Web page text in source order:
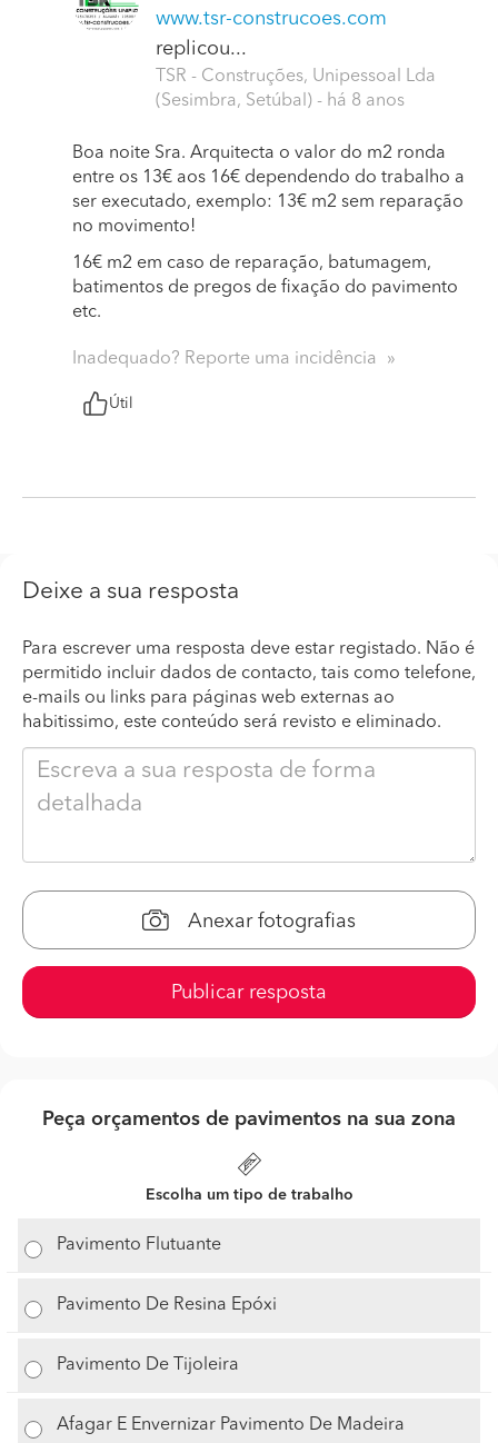
www.tsr-construcoes.com
replicou...
TSR - Construções, Unipessoal Lda
(Sesimbra, Setúbal) - há 8 anos
Boa noite Sra. Arquitecta o valor do m2 ronda
entre os 13€ aos 16€ dependendo do trabalho a
ser executado, exemplo: 13€ m2 sem reparação
no movimento!
16€ m2 em caso de reparação, batumagem,
batimentos de pregos de fixação do pavimento
etc.
Inadequado? Reporte uma incidência
Útil
Deixe a sua resposta
Para escrever uma resposta deve estar registado. Não é
permitido incluir dados de contacto, tais como telefone,
e-mails ou links para páginas web externas ao
habitissimo, este conteúdo será revisto e eliminado.
Anexar fotografias
Publicar resposta
Peça orçamentos de pavimentos na sua zona
Escolha um tipo de trabalho
Pavimento Flutuante
Pavimento De Resina Epóxi
Pavimento De Tijoleira
Afagar E Envernizar Pavimento De Madeira